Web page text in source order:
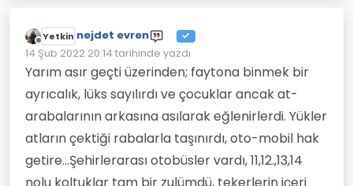
Çevrimdışı
Yetkin nejdet evren
14 Şub 2022 20:14 tarihinde yazdı
Son düzenleyen:
Yarım asır geçti üzerinden; faytona binmek bir
ayrıcalık, lüks sayılırdı ve çocuklar ancak at-
arabalarının arkasına asılarak eğlenirlerdi. Yükler
atların çektiği rabalarla taşınırdı, oto-mobil hak
getire...Şehirlerarası otobüsler vardı, 11,12.,13,14